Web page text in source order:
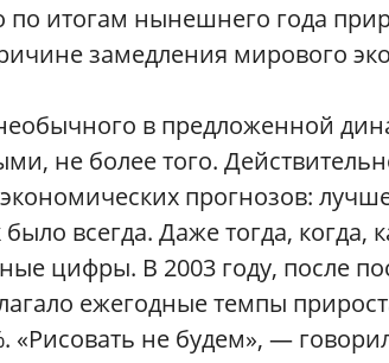
по итогам нынешнего года
замедления мирового
в предложенной
не более того.
прогнозов:
всегда. Даже тогда, когда,
цифры. В 2003 году, после
ежегодные темпы
«Рисовать не будем», —